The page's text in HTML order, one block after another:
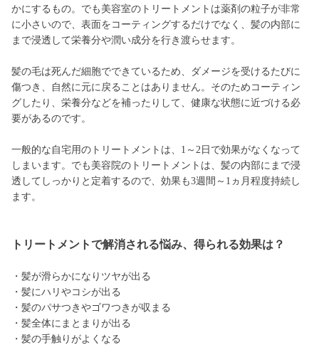
かにするもの。でも美容室のトリートメントは薬剤の粒子が非常
に小さいので、表面をコーティングするだけでなく、髪の内部に
まで浸透して栄養分や潤い成分を行き渡らせます。
髪の毛は死んだ細胞でできているため、ダメージを受けるたびに
傷つき、自然に元に戻ることはありません。そのためコーティン
グしたり、栄養分などを補ったりして、健康な状態に近づける必
要があるのです。
一般的な自宅用のトリートメントは、1～2日で効果がなくなって
しまいます。でも美容院のトリートメントは、髪の内部にまで浸
透してしっかりと定着するので、効果も3週間～1ヵ月程度持続し
ます。
トリートメントで解消される悩み、得られる効果は？
・髪が滑らかになりツヤが出る
・髪にハリやコシが出る
・髪のパサつきやゴワつきが収まる
・髪全体にまとまりが出る
・髪の手触りがよくなる